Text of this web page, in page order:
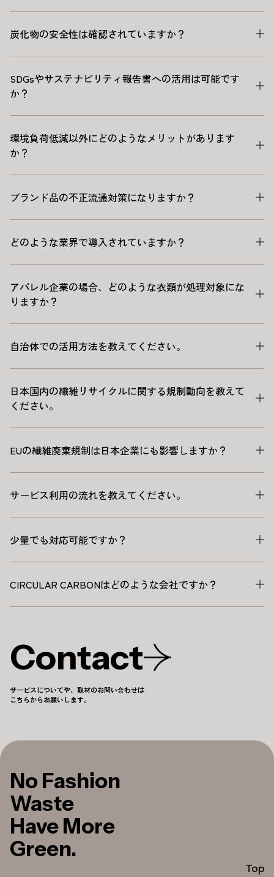
炭化物の安全性は確認されていますか？
SDGsやサステナビリティ報告書への活用は可能です
か？
環境負荷低減以外にどのようなメリットがあります
か？
ブランド品の不正流通対策になりますか？
どのような業界で導入されていますか？
アパレル企業の場合、どのような衣類が処理対象にな
りますか？
自治体での活用方法を教えてください。
日本国内の繊維リサイクルに関する規制動向を教えて
ください。
EUの繊維廃棄規制は日本企業にも影響しますか？
サービス利用の流れを教えてください。
少量でも対応可能ですか？
CIRCULAR CARBONはどのような会社ですか？
Contact
サービスについてや、取材のお問い合わせは
こちらからお願いします。
No Fashion
Waste
Have More
Green.
Top